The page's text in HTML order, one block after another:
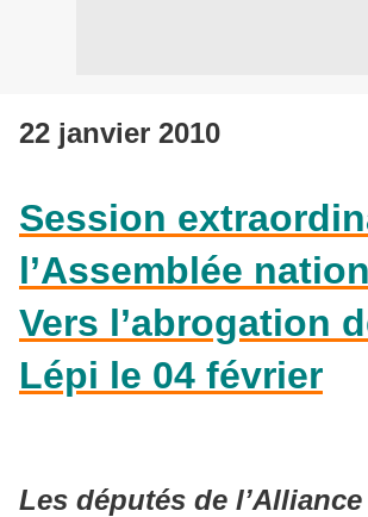
22 janvier 2010
Session
l’Assemblée
Vers l’abrogation
Lépi le 04 février
Les députés de l’Alliance